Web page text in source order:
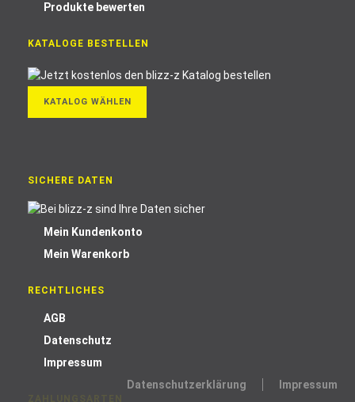
Datenschutzerklärung
Impressum
Produkte bewerten
KATALOGE BESTELLEN
KATALOG WÄHLEN
SICHERE DATEN
Mein Kundenkonto
Mein Warenkorb
RECHTLICHES
AGB
Datenschutz
Impressum